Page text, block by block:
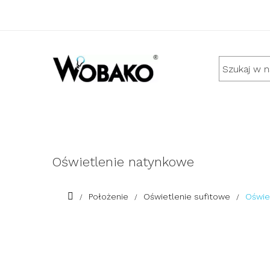
Oświetlenie natynkowe
Położenie Oświetlenie sufitowe